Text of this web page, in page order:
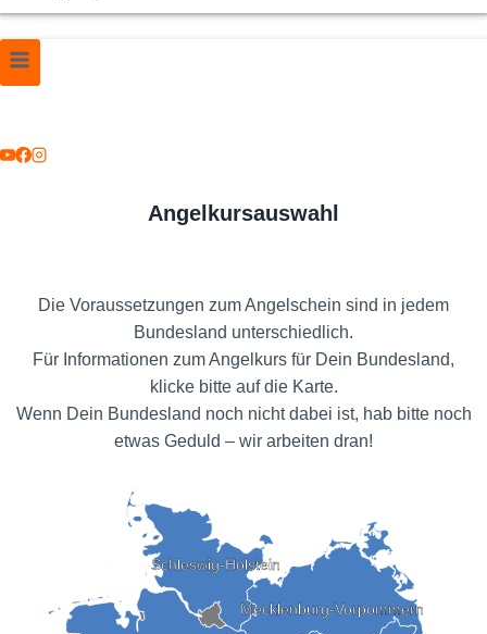
Angelkursauswahl
Die Voraussetzungen zum Angelschein sind in jedem
Bundesland unterschiedlich.
Für Informationen zum Angelkurs für Dein Bundesland,
klicke bitte auf die Karte.
Wenn Dein Bundesland noch nicht dabei ist, hab bitte noch
etwas Geduld – wir arbeiten dran!
Schleswig-Holstein
Mecklenburg-Vorpommern